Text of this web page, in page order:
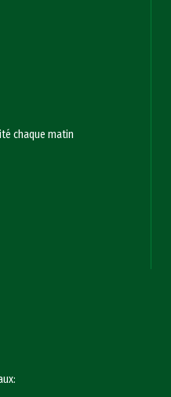
chaque matin